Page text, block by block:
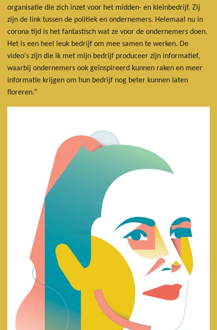
organisatie die zich inzet voor het midden- en kleinbedrijf. Zij
zijn de link tussen de politiek en ondernemers. Helemaal nu in
corona tijd is het fantastisch wat ze voor de ondernemers doen.
Het is een heel leuk bedrijf om mee samen te werken. De
video's zijn die ik met mijn bedrijf produceer zijn informatief,
waarbij ondernemers ook geïnspireerd kunnen raken en meer
informatie krijgen om hun bedrijf nog beter kunnen laten
floreren.”